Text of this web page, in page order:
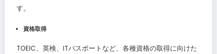
す。
資格取得
TOEIC、英検、ITパスポートなど、各種資格の取得に向けた